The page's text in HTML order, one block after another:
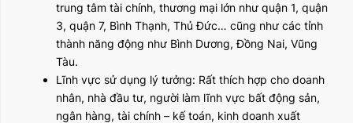
trung tâm tài chính, thương mại lớn như quận 1, quận
3, quận 7, Bình Thạnh, Thủ Đức… cũng như các tỉnh
thành năng động như Bình Dương, Đồng Nai, Vũng
Tàu.
Lĩnh vực sử dụng lý tưởng: Rất thích hợp cho doanh
nhân, nhà đầu tư, người làm lĩnh vực bất động sản,
ngân hàng, tài chính – kế toán, kinh doanh xuất